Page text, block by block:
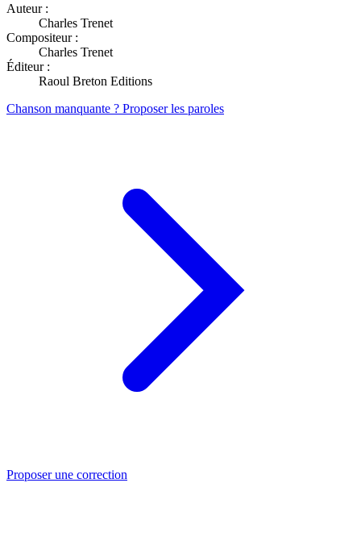
Auteur :
Charles Trenet
Compositeur :
Charles Trenet
Éditeur :
Raoul Breton Editions
Chanson manquante ? Proposer les paroles
Proposer une correction